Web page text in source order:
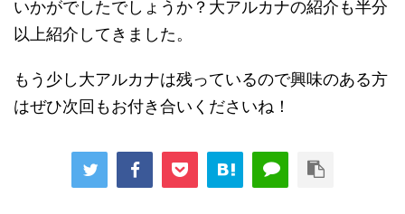
いかがでしたでしょうか？大アルカナの紹介も半分
以上紹介してきました。
もう少し大アルカナは残っているので興味のある方
はぜひ次回もお付き合いくださいね！